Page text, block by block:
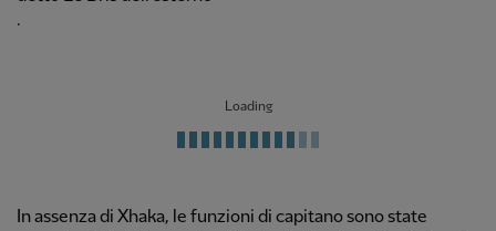
.
Loading
In assenza di Xhaka, le funzioni di capitano sono state